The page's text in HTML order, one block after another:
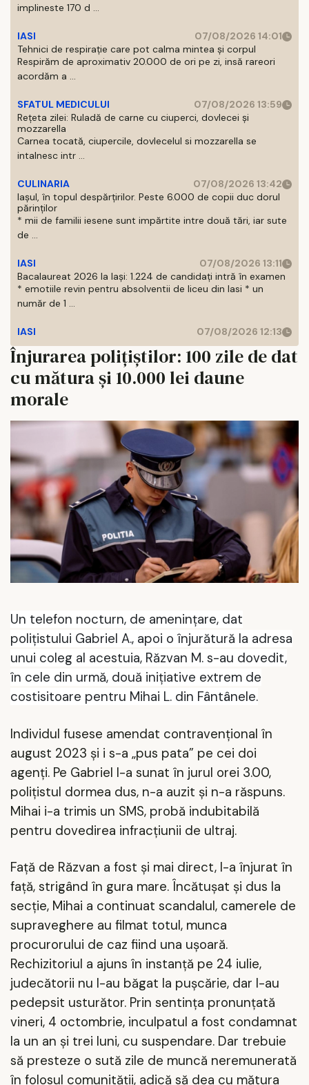
implineste 170 d ...
IASI
07/08/2026 14:01
Tehnici de respirație care pot calma mintea și corpul
Respirăm de aproximativ 20.000 de ori pe zi, insă rareori
acordăm a ...
SFATUL MEDICULUI
07/08/2026 13:59
Rețeta zilei: Ruladă de carne cu ciuperci, dovlecei și
mozzarella
Carnea tocată, ciupercile, dovlecelul si mozzarella se
intalnesc intr ...
CULINARIA
07/08/2026 13:42
Iașul, în topul despărțirilor. Peste 6.000 de copii duc dorul
părinților
* mii de familii iesene sunt impărtite intre două tări, iar sute
de ...
IASI
07/08/2026 13:11
Bacalaureat 2026 la Iași: 1.224 de candidați intră în examen
* emotiile revin pentru absolventii de liceu din Iasi * un
număr de 1 ...
IASI 07/08/2026 12:13
Înjurarea poliţiştilor: 100 zile de dat
cu mătura şi 10.000 lei daune
morale
Un telefon nocturn, de ameninţare, dat
poliţistului Gabriel A., apoi o înjurătură la adresa
unui coleg al acestuia, Răzvan M. s-au dovedit,
în cele din urmă, două iniţiative extrem de
costisitoare pentru Mihai L. din Fântânele.
Individul fusese amendat contravenţional în
august 2023 şi i s-a „pus pata” pe cei doi
agenţi. Pe Gabriel l-a sunat în jurul orei 3.00,
poliţistul dormea dus, n-a auzit şi n-a răspuns.
Mihai i-a trimis un SMS, probă indubitabilă
pentru dovedirea infracţiunii de ultraj.
Faţă de Răzvan a fost şi mai direct, l-a înjurat în
faţă, strigând în gura mare. Încătuşat şi dus la
secţie, Mihai a continuat scandalul, camerele de
supraveghere au filmat totul, munca
procurorului de caz fiind una uşoară.
Rechizitoriul a ajuns în instanţă pe 24 iulie,
judecătorii nu l-au băgat la puşcărie, dar l-au
pedepsit usturător. Prin sentinţa pronunţată
vineri, 4 octombrie, inculpatul a fost condamnat
la un an şi trei luni, cu suspendare. Dar trebuie
să presteze o sută zile de muncă neremunerată
în folosul comunităţii, adică să dea cu mătura